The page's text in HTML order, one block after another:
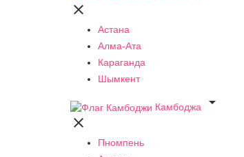

Астана
Алма-Ата
Караганда
Шымкент
Камбоджа


Пномпень